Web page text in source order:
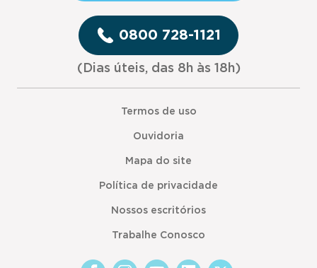
0800 728-1121
(Dias úteis, das 8h às 18h)
Termos de uso
Ouvidoria
Mapa do site
Política de privacidade
Nossos escritórios
Trabalhe Conosco